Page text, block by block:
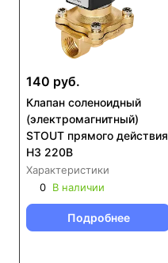
140 руб.
Клапан соленоидный
(электромагнитный)
STOUT прямого действия
НЗ 220В
Характеристики
0 В наличии
Подробнее